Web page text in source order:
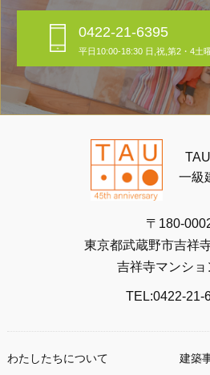
0422-21-6395
平日10:00-18:30 日,祝,第2・4土
一級
〒180-
東京都武蔵野市吉祥
吉祥寺マンショ
TEL:0422-21-
わたしたちについて 建築